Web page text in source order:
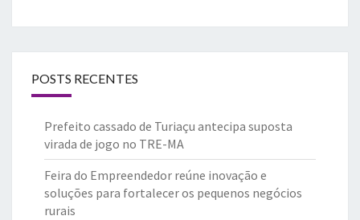
POSTS RECENTES
Prefeito cassado de Turiaçu antecipa suposta
virada de jogo no TRE-MA
Feira do Empreendedor reúne inovação e
soluções para fortalecer os pequenos negócios
rurais